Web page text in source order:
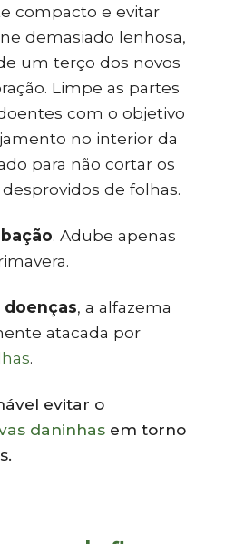
compacto e evitar
demasiado lenhosa,
um terço dos novos
Limpe as partes
com o objetivo
no interior da
para não cortar os
de folhas.
. Adube apenas
doenças, a alfazema
atacada por
.
evitar o
daninhas em torno